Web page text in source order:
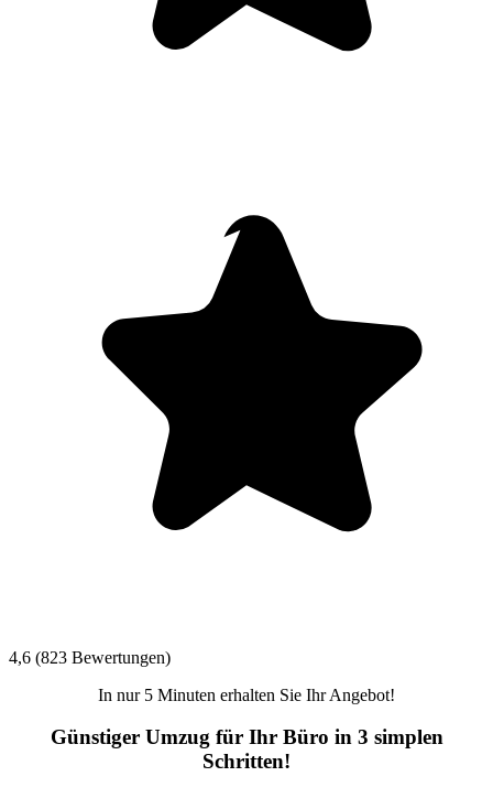
4,6 (823 Bewertungen)
In nur 5 Minuten erhalten Sie Ihr Angebot!
Günstiger Umzug für Ihr Büro in 3 simplen
Schritten!